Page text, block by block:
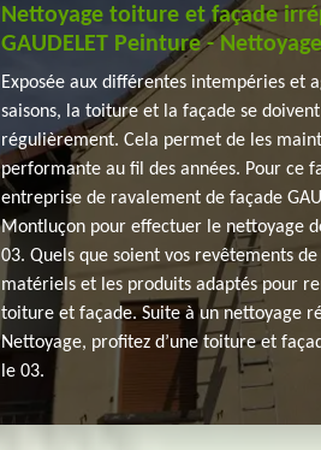
Nettoyage toiture et façade
GAUDELET Peinture -
Exposée aux différentes intempéries et
saisons, la toiture et la façade se
régulièrement. Cela permet de les
performante au fil des années. Pour ce
entreprise de ravalement de façade
Montluçon pour effectuer le nettoyage
03. Quels que soient vos revêtements
matériels et les produits adaptés pour
toiture et façade. Suite à un nettoyage
Nettoyage, profitez d’une toiture et
le 03.